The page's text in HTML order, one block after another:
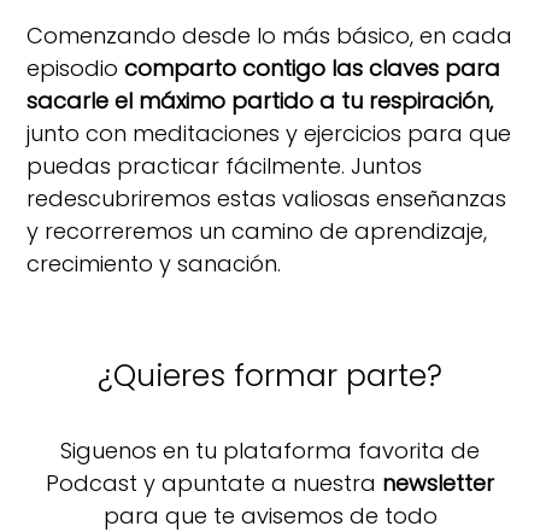
Comenzando desde lo más básico, en cada
episodiocomparto contigo las claves para
sacarle el máximo partido a tu respiración,
junto con meditaciones y ejercicios para que
puedas practicar fácilmente. Juntos
redescubriremos estas valiosas enseñanzas
y recorreremos un camino de aprendizaje,
crecimiento y sanación.
¿Quieres formar parte?
Siguenos en tu plataforma favorita de
Podcast y apuntate a nuestra newsletter
para que te avisemos de todo